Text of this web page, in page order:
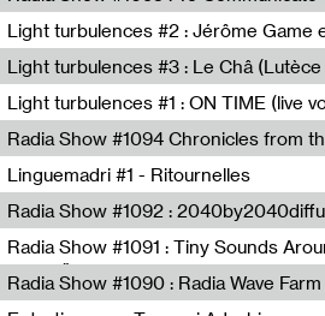
Usmaradio
Lutèce Lockness
Jérôme Game,Jean-Michel Espitallier
Reboot.fm
Linguemadri #1 - Ritournelles
Meris Angioletti
Radia Show #1092 :
Diffusion FM
Radia Show #1091 : Tiny Sounds
Radio Študent
Wave Farm